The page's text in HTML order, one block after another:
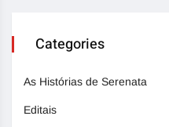
Categories
As Histórias de Serenata
Editais